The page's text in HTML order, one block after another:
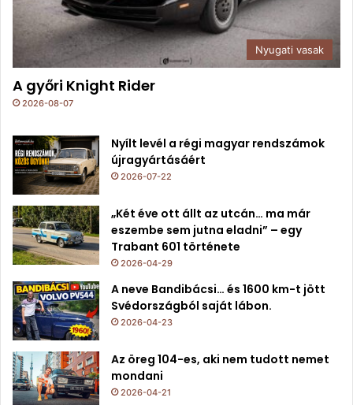
Nyugati vasak
A győri Knight Rider
2026-08-07
Nyílt levél a régi magyar rendszámok
újragyártásáért
2026-07-22
„Két éve ott állt az utcán… ma már
eszembe sem jutna eladni” – egy
Trabant 601 története
2026-04-29
A neve Bandibácsi… és 1600 km-t jött
Svédországból saját lábon.
2026-04-23
Az öreg 104-es, aki nem tudott nemet
mondani
2026-04-21